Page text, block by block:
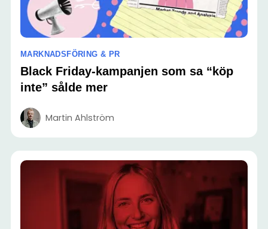
MARKNADSFÖRING & PR
Black Friday-kampanjen som sa “köp
inte” sålde mer
Martin Ahlström